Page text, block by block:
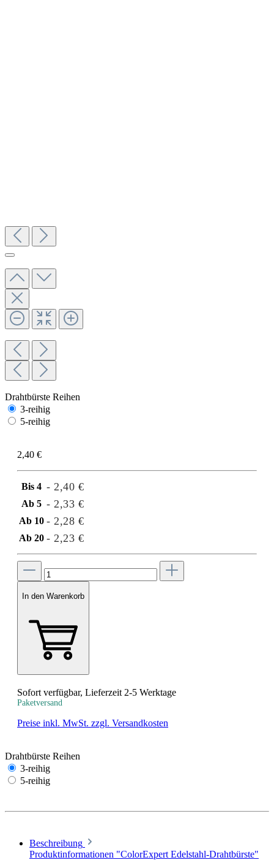
Drahtbürste Reihen
3-reihig
5-reihig
2,40 €
Bis 4 - 2,40 €
Ab 5 - 2,33 €
Ab 10 - 2,28 €
Ab 20 - 2,23 €
In den Warenkorb
Sofort verfügbar, Lieferzeit 2-5 Werktage
Paketversand
Preise inkl. MwSt. zzgl. Versandkosten
Drahtbürste Reihen
3-reihig
5-reihig
Beschreibung
Produktinformationen "ColorExpert Edelstahl-Drahtbürste"